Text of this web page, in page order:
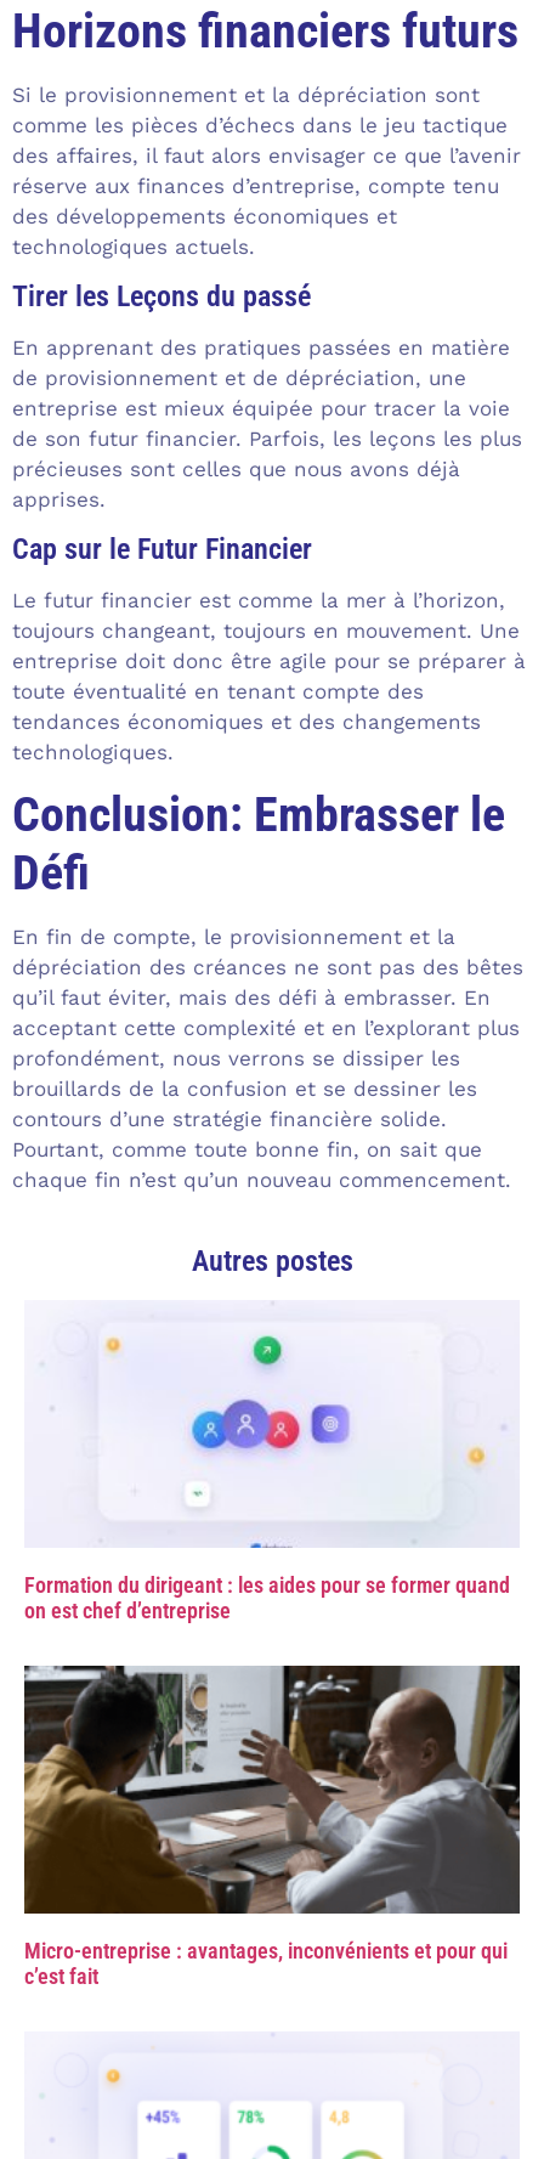
Horizons financiers futurs
Si le provisionnement et la dépréciation sont
comme les pièces d’échecs dans le jeu tactique
des affaires, il faut alors envisager ce que l’avenir
réserve aux finances d’entreprise, compte tenu
des développements économiques et
technologiques actuels.
Tirer les Leçons du passé
En apprenant des pratiques passées en matière
de provisionnement et de dépréciation, une
entreprise est mieux équipée pour tracer la voie
de son futur financier. Parfois, les leçons les plus
précieuses sont celles que nous avons déjà
apprises.
Cap sur le Futur Financier
Le futur financier est comme la mer à l’horizon,
toujours changeant, toujours en mouvement. Une
entreprise doit donc être agile pour se préparer à
toute éventualité en tenant compte des
tendances économiques et des changements
technologiques.
Conclusion: Embrasser le
Défi
En fin de compte, le provisionnement et la
dépréciation des créances ne sont pas des bêtes
qu’il faut éviter, mais des défi à embrasser. En
acceptant cette complexité et en l’explorant plus
profondément, nous verrons se dissiper les
brouillards de la confusion et se dessiner les
contours d’une stratégie financière solide.
Pourtant, comme toute bonne fin, on sait que
chaque fin n’est qu’un nouveau commencement.
Autres postes
Formation du dirigeant : les aides pour se former quand
on est chef d’entreprise
Micro-entreprise : avantages, inconvénients et pour qui
c’est fait